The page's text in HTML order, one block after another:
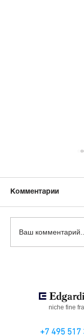
Нишевые И
Комментарии
Ваш комментарий...
niche fine
+7 495 517